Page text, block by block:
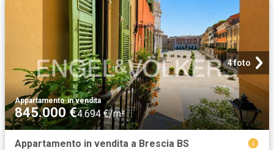
4 foto
Appartamento·in vendita
845.000 €4.694 €/m²
Appartamento in vendita a Brescia BS